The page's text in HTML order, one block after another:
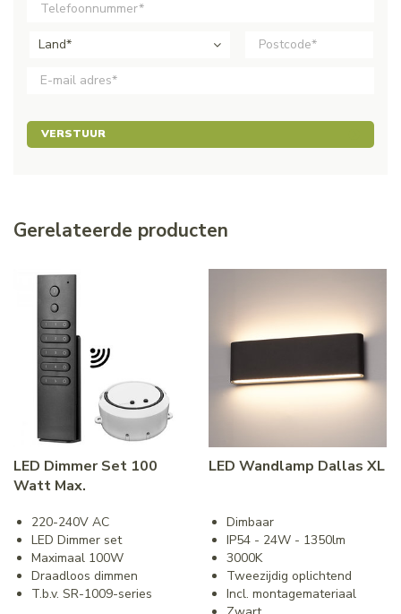
Land*
VERSTUUR
Gerelateerde producten
LED Dimmer Set 100
Watt Max.
220-240V AC
LED Dimmer set
Maximaal 100W
Draadloos dimmen
T.b.v. SR-1009-series
LED Wandlamp Dallas XL
Dimbaar
IP54 - 24W - 1350lm
3000K
Tweezijdig oplichtend
Incl. montagemateriaal